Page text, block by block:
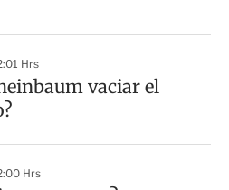
Hrs
vaciar el
Hrs